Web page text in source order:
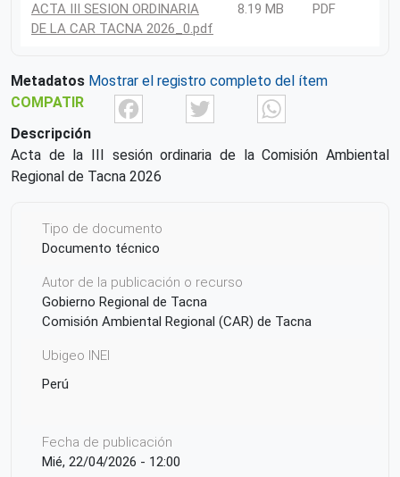
ACTA III SESION ORDINARIA
DE LA CAR TACNA 2026_0.pdf
8.19 MB PDF
Metadatos Mostrar el registro completo del ítem
COMPATIR
FacebookTwitter
Descripción
Acta de la III sesión ordinaria de la Comisión Ambiental
Regional de Tacna 2026
Tipo de documento
Documento técnico
Autor de la publicación o recurso
Gobierno Regional de Tacna
Comisión Ambiental Regional (CAR) de Tacna
Ubigeo INEI
Perú
Fecha de publicación
Mié, 22/04/2026 - 12:00